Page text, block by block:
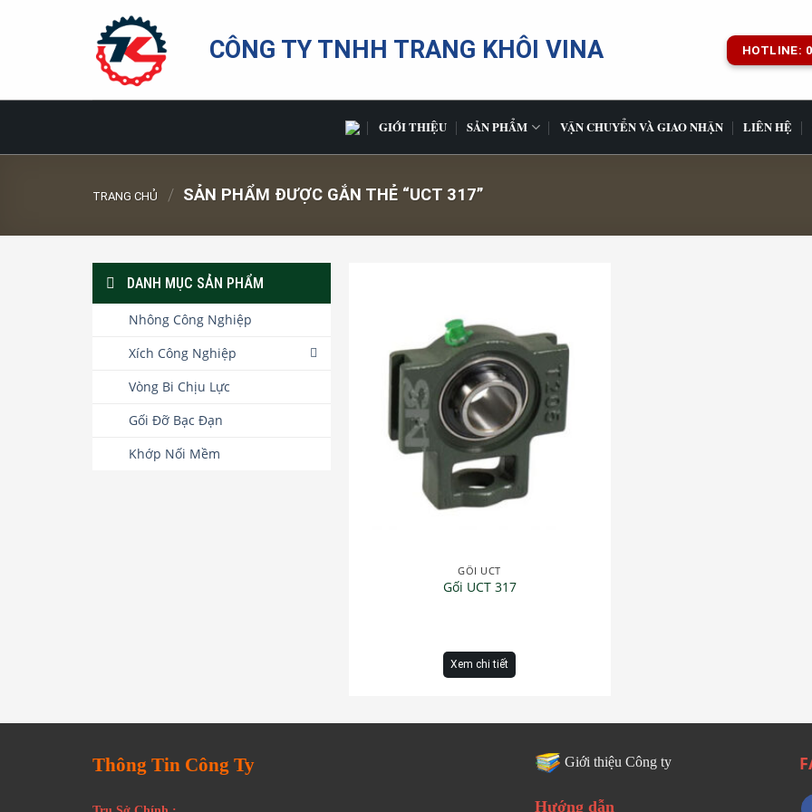
CÔNG TY TNHH TRANG KHÔI VINA HOTLINE:
GIỚI THIỆU SẢN PHẨM VẬN CHUYỂN VÀ GIAO NHẬN LIÊN HỆ
TRANG CHỦ / SẢN PHẨM ĐƯỢC GẮN THẺ “UCT 317”
DANH MỤC SẢN PHẨM
Nhông Công Nghiệp
Xích Công Nghiệp
Vòng Bi Chịu Lực
Gối Đỡ Bạc Đạn
Khớp Nối Mềm
GỐI UCT
Gối UCT 317
Xem chi tiết
Thông Tin Công Ty Giới thiệu Công ty
Hướng dẫn